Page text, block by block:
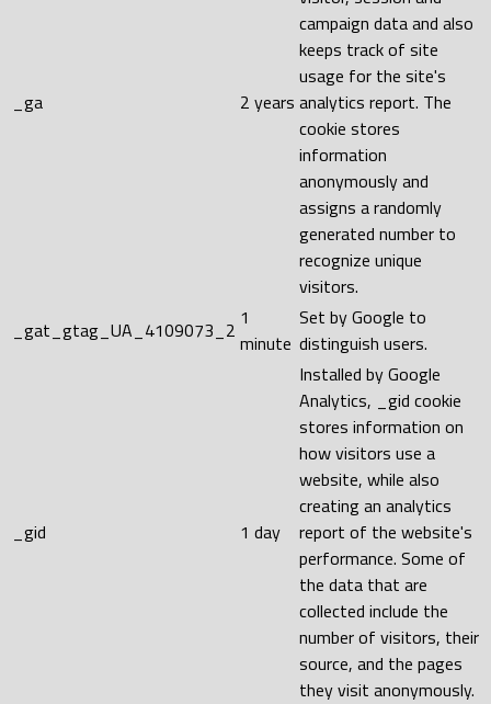
_ga 2 years
campaign data and also
keeps track of site
usage for the site's
analytics report. The
cookie stores
information
anonymously and
assigns a randomly
generated number to
recognize unique
visitors.
_gat_gtag_UA_4109073_2 1
minute
Set by Google to
distinguish users.
_gid 1 day
Installed by Google
Analytics, _gid cookie
stores information on
how visitors use a
website, while also
creating an analytics
report of the website's
performance. Some of
the data that are
collected include the
number of visitors, their
source, and the pages
they visit anonymously.